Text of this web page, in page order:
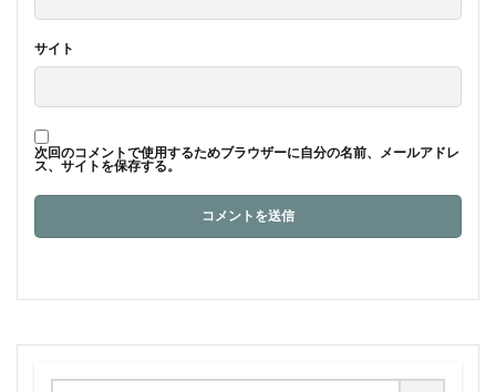
サイト
次回のコメントで使用するためブラウザーに自分の名前、メールアドレ
ス、サイトを保存する。